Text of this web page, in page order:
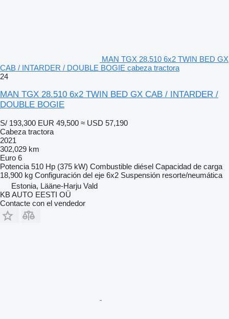
MAN TGX 28.510 6x2 TWIN BED GX
CAB / INTARDER / DOUBLE BOGIE cabeza tractora
24
MAN TGX 28.510 6x2 TWIN BED GX CAB / INTARDER /
DOUBLE BOGIE
S/ 193,300 EUR 49,500 ≈ USD 57,190
Cabeza tractora
2021
302,029 km
Euro 6
Potencia 510 Hp (375 kW) Combustible diésel Capacidad de carga
18,900 kg Configuración del eje 6x2 Suspensión resorte/neumática
Estonia, Lääne-Harju Vald
KB AUTO EESTI OÜ
Contacte con el vendedor